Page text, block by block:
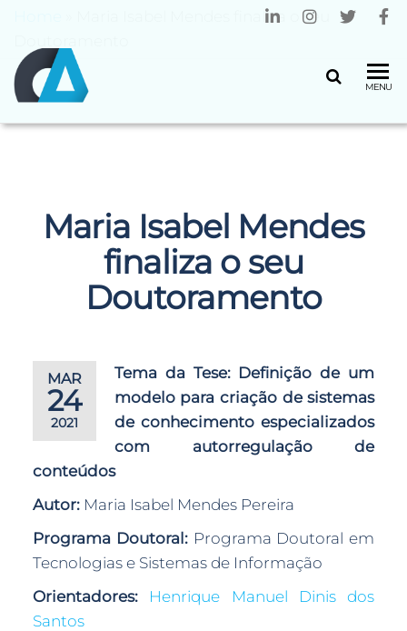
MENU
Maria Isabel Mendes finaliza o seu
Maria Isabel Mendes
finaliza o seu
Doutoramento
MAR
24
2021
Tema da Tese: Definição de um
modelo para criação de sistemas
de conhecimento especializados
com autorregulação de
conteúdos
Autor: Maria Isabel Mendes Pereira
Programa Doutoral: Programa Doutoral em
Tecnologias e Sistemas de Informação
Orientadores: Henrique Manuel Dinis dos
Santos